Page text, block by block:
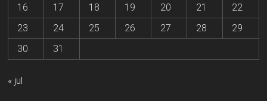
16
17 18 19 20 21
22
23
24 25 26 27 28
29
30
31
« jul